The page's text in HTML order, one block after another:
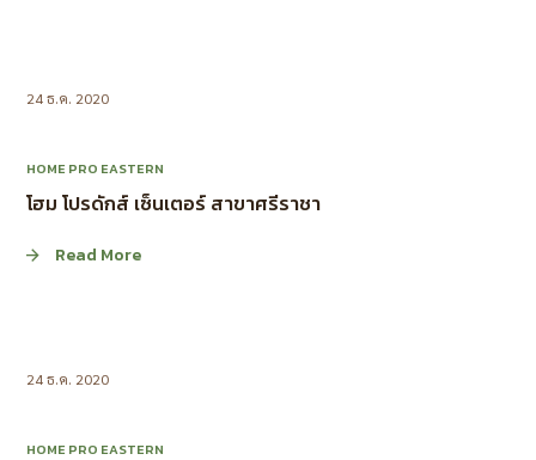
24 ธ.ค. 2020
HOME PRO EASTERN
โฮม โปรดักส์ เซ็นเตอร์ สาขาศรีราชา
Read More
24 ธ.ค. 2020
HOME PRO EASTERN